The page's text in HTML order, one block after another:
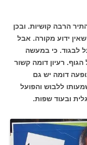
הרבה קושיות. ובכן
ידוע מקורה. אבל
לבגוד. כי במעשה
רעיון דומה קשור
דומה יש גם
ללבוש והפועל
ובעוד שפות.